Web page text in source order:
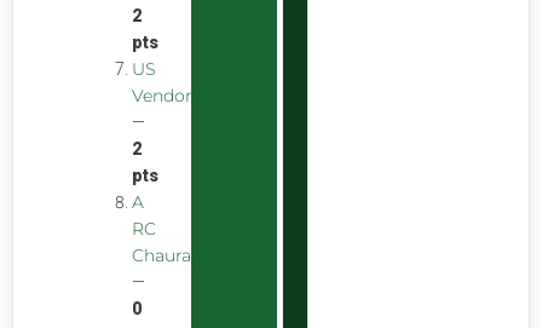
2
pts
US
Vendomoise
—
2
pts
A
RC
Chauray
—
0